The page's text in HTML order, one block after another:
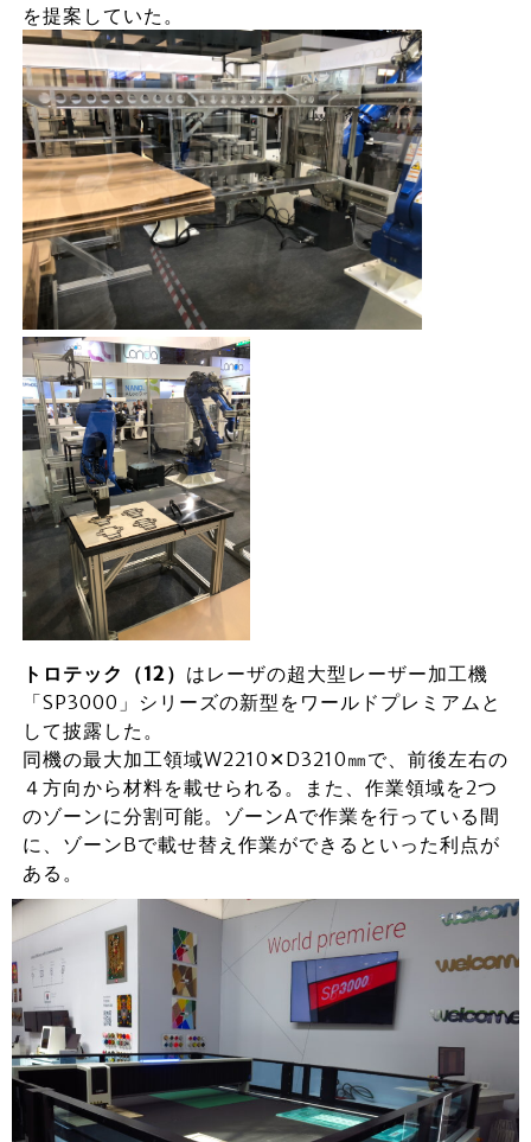
を提案していた。
トロテック（12） はレーザの超大型レーザー加工機
「SP3000」シリーズの新型をワールドプレミアムと
して披露した。
同機の最大加工領域W2210✕D3210㎜で、前後左右の
４方向から材料を載せられる。また、作業領域を2つ
のゾーンに分割可能。ゾーンAで作業を行っている間
に、ゾーンBで載せ替え作業ができるといった利点が
ある。